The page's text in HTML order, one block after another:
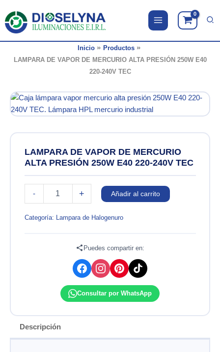
contenido
Inicio
Productos
LAMPARA DE VAPOR DE MERCURIO ALTA PRESIÓN 250W E40
220-240V TEC
LAMPARA DE VAPOR DE MERCURIO
ALTA PRESIÓN 250W E40 220-240V TEC
-
DE
+ Añadir al carrito
Categoría: Lampara de Halogenuro
Puedes compartir en:
Consultar por WhatsApp
Descripción